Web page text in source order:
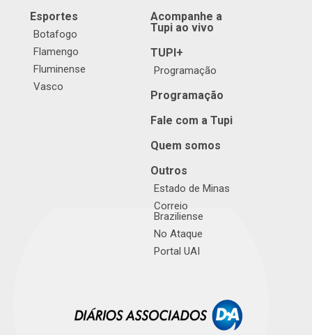
Esportes
Botafogo
Flamengo
Fluminense
Vasco
Acompanhe a
Tupi ao vivo
TUPI+
Programação
Programação
Fale com a Tupi
Quem somos
Outros
Estado de Minas
Correio
Braziliense
No Ataque
Portal UAI